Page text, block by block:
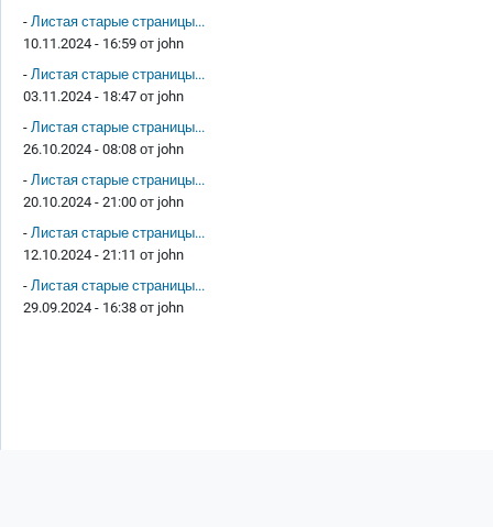
- Листая старые страницы...
10.11.2024 - 16:59 от john
- Листая старые страницы...
03.11.2024 - 18:47 от john
- Листая старые страницы...
26.10.2024 - 08:08 от john
- Листая старые страницы...
20.10.2024 - 21:00 от john
- Листая старые страницы...
12.10.2024 - 21:11 от john
- Листая старые страницы...
29.09.2024 - 16:38 от john